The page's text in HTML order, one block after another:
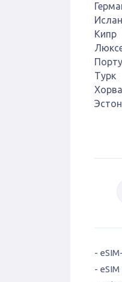
Кипр
Турк
-
-